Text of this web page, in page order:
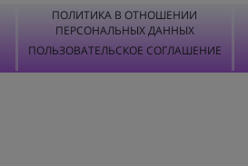
ПОЛИТИКА В ОТНОШЕНИИ
ПЕРСОНАЛЬНЫХ ДАННЫХ
ПОЛЬЗОВАТЕЛЬСКОЕ СОГЛАШЕНИЕ